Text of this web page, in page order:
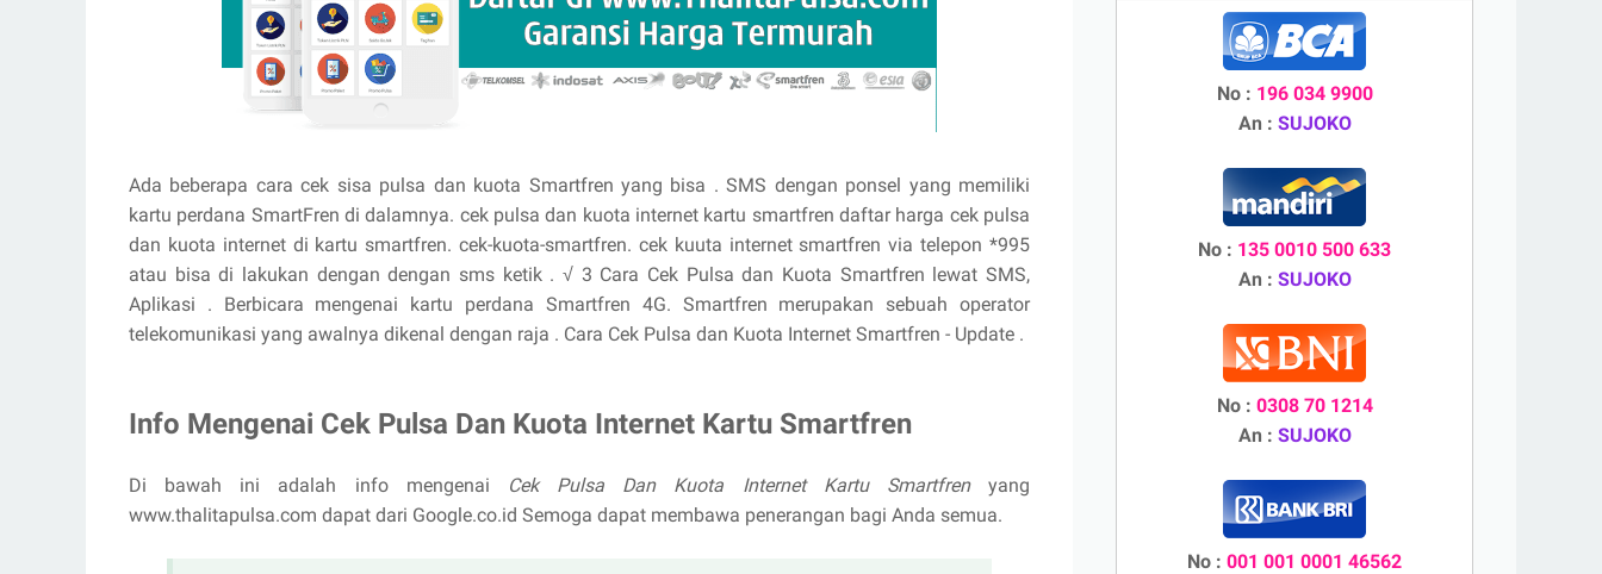
Ada beberapa cara cek sisa pulsa dan kuota Smartfren yang bisa . SMS dengan ponsel yang memiliki
kartu perdana SmartFren di dalamnya. cek pulsa dan kuota internet kartu smartfren daftar harga cek pulsa
dan kuota internet di kartu smartfren. cek-kuota-smartfren. cek kuuta internet smartfren via telepon *995
atau bisa di lakukan dengan dengan sms ketik . √ 3 Cara Cek Pulsa dan Kuota Smartfren lewat SMS,
Aplikasi . Berbicara mengenai kartu perdana Smartfren 4G. Smartfren merupakan sebuah operator
telekomunikasi yang awalnya dikenal dengan raja . Cara Cek Pulsa dan Kuota Internet Smartfren - Update .
Info Mengenai Cek Pulsa Dan Kuota Internet Kartu Smartfren
Di bawah ini adalah info mengenai Cek Pulsa Dan Kuota Internet Kartu Smartfrenyang
www.thalitapulsa.com dapat dari Google.co.id Semoga dapat membawa penerangan bagi Anda semua.
No : 196 034 9900
An : SUJOKO
No : 135 0010 500 633
An : SUJOKO
No : 0308 70 1214
An : SUJOKO
No : 001 001 0001 46562